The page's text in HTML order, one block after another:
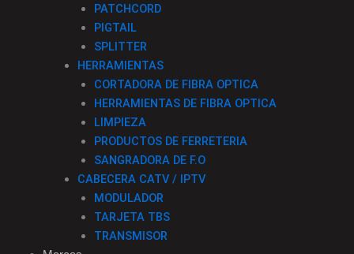
PATCHCORD
PIGTAIL
SPLITTER
HERRAMIENTAS
CORTADORA DE FIBRA OPTICA
HERRAMIENTAS DE FIBRA OPTICA
LIMPIEZA
PRODUCTOS DE FERRETERIA
SANGRADORA DE F.O
CABECERA CATV / IPTV
MODULADOR
TARJETA TBS
TRANSMISOR